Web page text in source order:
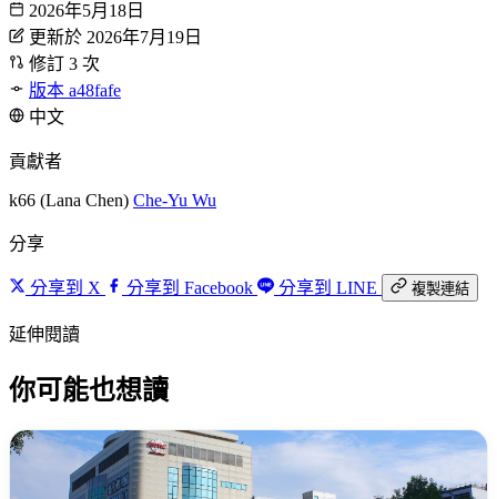
2026年5月18日
更新於 2026年7月19日
修訂 3 次
版本 a48fafe
中文
貢獻者
k66 (Lana Chen) Che-Yu Wu
分享
分享到 X 分享到 Facebook 分享到 LINE 複製連結
延伸閱讀
你可能也想讀